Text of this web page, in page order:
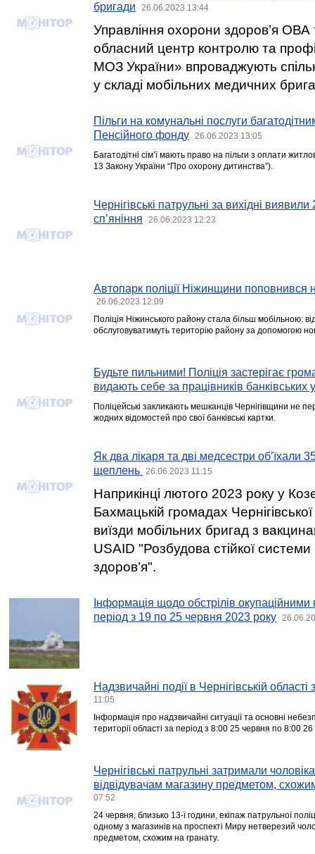
бригади
26.06.2023 13:44
Управління охорони здоров’я ОВА
обласний центр контролю та
МОЗ України» впроваджують
у складі мобільних медичних
Пільги на комунальні послуги
Пенсійного фонду
26.06.2023 13:05
Багатодітні сім’ї мають право на пільги з оплати
13 Закону України “Про охорону дитинства”).
Чернігівські патрульні за вихідні
сп’яніння
26.06.2023 12:23
Автопарк поліції Ніжинщини поповнився
26.06.2023 12:09
Поліція Ніжинського району стала більш мобільною:
обслуговуватимуть територію району за допомогою
Будьте пильними! Поліція застерігає
видають себе за працівників банківських
Поліцейські закликають мешканців Чернігівщини не
жодних відомостей про свої банківські картки.
Як два лікаря та дві медсестри об’їхали
щеплень
26.06.2023 11:15
Наприкінці лютого 2023 року у
Бахмацькій громадах
виїзди мобільних бригад з
USAID "Розбудова стійкої
здоров’я".
Інформація щодо обстрілів
період з 19 по 25 червня 2023 року
Надзвичайні події в Чернігівській
11:05
Інформація про надзвичайні ситуації та основні
території області за період з 8:00 25 червня по 8:00
Чернігівські патрульні затримали
відвідувачам магазину предметом,
07:52
24 червня, близько 13-ї години, екіпаж патрульної
одному з магазинів на проспекті Миру нетверезий
предметом, схожим на гранату.